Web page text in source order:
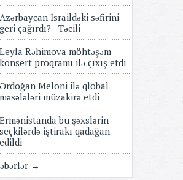
Azərbaycan İsraildəki səfirini
geri çağırdı? - Təcili
Leyla Rəhimova möhtəşəm
konsert proqramı ilə çıxış etdi
Ərdoğan Meloni ilə qlobal
məsələləri müzakirə etdi
Ermənistanda bu şəxslərin
seçkilərdə iştirakı qadağan
edildi
→